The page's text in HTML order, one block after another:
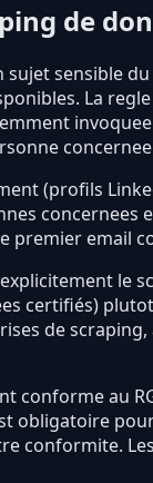
de
sujet sensible
La
(profils
concernees
premier email
le
certifiés)
de
conforme au
obligatoire
conformite.